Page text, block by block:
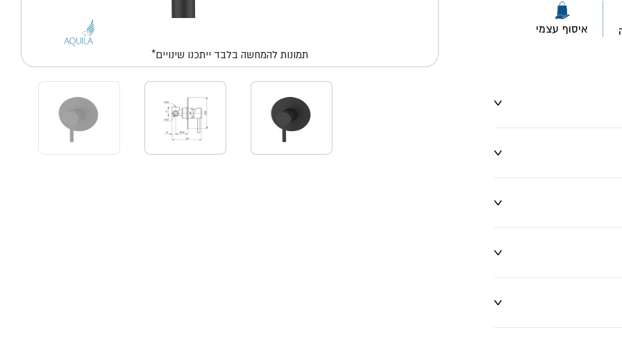
איסוף עצמי
*תמונות להמחשה בלבד ייתכנו שינויים